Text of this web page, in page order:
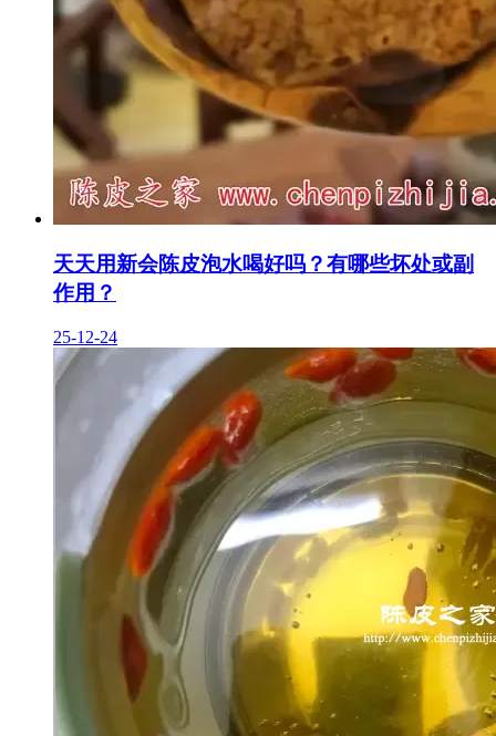
天天用新会陈皮泡水喝好吗？有哪些坏处或副
作用？
25-12-24